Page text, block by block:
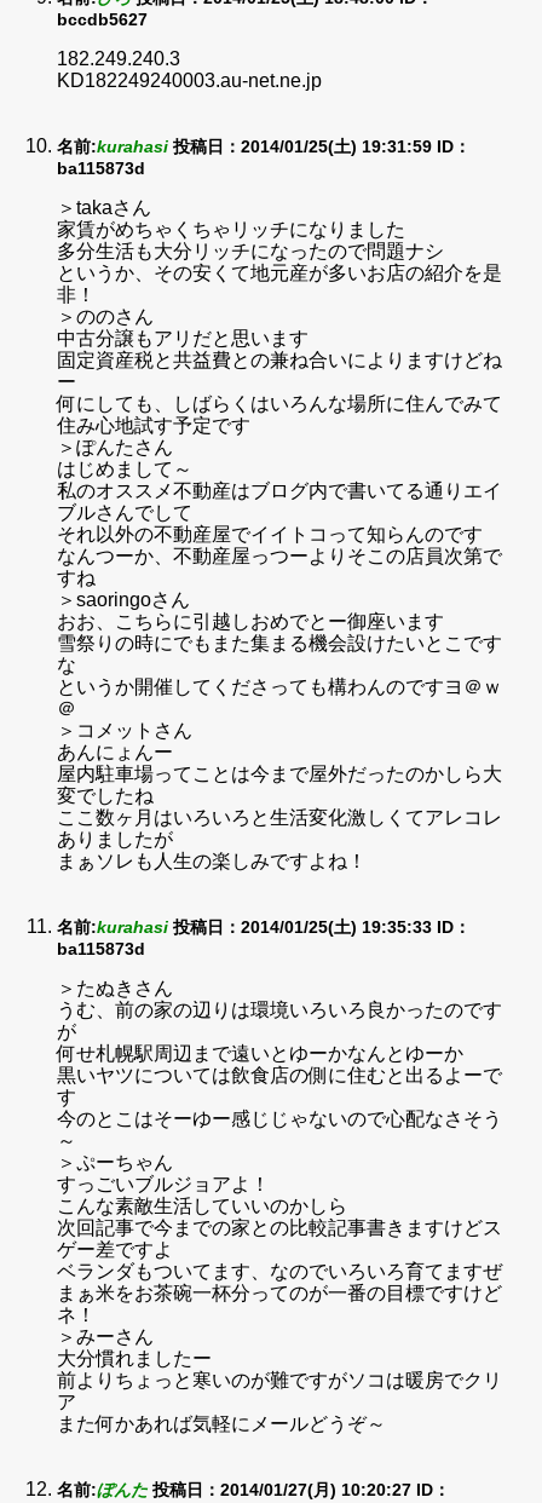
bccdb5627
182.249.240.3
KD182249240003.au-net.ne.jp
名前:kurahasi 投稿日：2014/01/25(土) 19:31:59 ID：
ba115873d
＞takaさん
家賃がめちゃくちゃリッチになりました
多分生活も大分リッチになったので問題ナシ
というか、その安くて地元産が多いお店の紹介を是
非！
＞ののさん
中古分譲もアリだと思います
固定資産税と共益費との兼ね合いによりますけどね
ー
何にしても、しばらくはいろんな場所に住んでみて
住み心地試す予定です
＞ぽんたさん
はじめまして～
私のオススメ不動産はブログ内で書いてる通りエイ
ブルさんでして
それ以外の不動産屋でイイトコって知らんのです
なんつーか、不動産屋っつーよりそこの店員次第で
すね
＞saoringoさん
おお、こちらに引越しおめでとー御座います
雪祭りの時にでもまた集まる機会設けたいとこです
な
というか開催してくださっても構わんのですヨ＠ｗ
＠
＞コメットさん
あんにょんー
屋内駐車場ってことは今まで屋外だったのかしら大
変でしたね
ここ数ヶ月はいろいろと生活変化激しくてアレコレ
ありましたが
まぁソレも人生の楽しみですよね！
名前:kurahasi 投稿日：2014/01/25(土) 19:35:33 ID：
ba115873d
＞たぬきさん
うむ、前の家の辺りは環境いろいろ良かったのです
が
何せ札幌駅周辺まで遠いとゆーかなんとゆーか
黒いヤツについては飲食店の側に住むと出るよーで
す
今のとこはそーゆー感じじゃないので心配なさそう
～
＞ぷーちゃん
すっごいブルジョアよ！
こんな素敵生活していいのかしら
次回記事で今までの家との比較記事書きますけどス
ゲー差ですよ
ベランダもついてます、なのでいろいろ育てますぜ
まぁ米をお茶碗一杯分ってのが一番の目標ですけど
ネ！
＞みーさん
大分慣れましたー
前よりちょっと寒いのが難ですがソコは暖房でクリ
ア
また何かあれば気軽にメールどうぞ～
名前:ぽんた 投稿日：2014/01/27(月) 10:20:27 ID：